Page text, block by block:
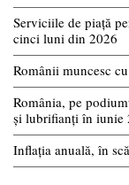
Serviciile de piață
cinci luni din 2026
Românii muncesc
România, pe
și lubrifianți în iunie
Inflația anuală, în